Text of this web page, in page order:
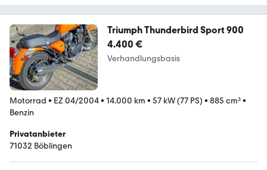
Triumph Thunderbird Sport 900
4.400 €
Verhandlungsbasis
Motorrad • EZ 04/2004• 14.000 km • 57 kW (77 PS) • 885 cm³•
Benzin
Privatanbieter
71032 Böblingen